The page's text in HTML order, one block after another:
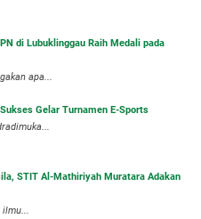
di Lubuklinggau Raih Medali pada
apa...
Gelar Turnamen E-Sports
STIT Al-Mathiriyah Muratara Adakan
ilmu...